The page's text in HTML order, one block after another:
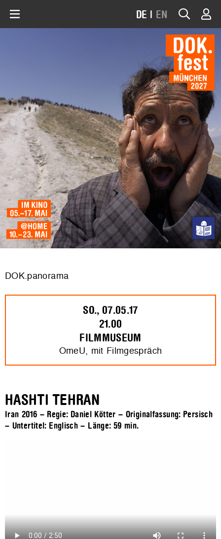
DE | EN
DOK.panorama
SO., 07.05.17
21.00
FILMMUSEUM
OmeU, mit Filmgespräch
HASHTI TEHRAN
Iran 2016 – Regie: Daniel Kötter – Originalfassung: Persisch
– Untertitel: Englisch – Länge: 59 min.